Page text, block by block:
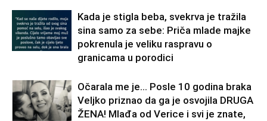
Kada je stigla beba, svekrva je tražila
sina samo za sebe: Priča mlade majke
pokrenula je veliku raspravu o
granicama u porodici
Očarala me je… Posle 10 godina braka
Veljko priznao da ga je osvojila DRUGA
ŽENA! Mlađa od Verice i svi je znate,